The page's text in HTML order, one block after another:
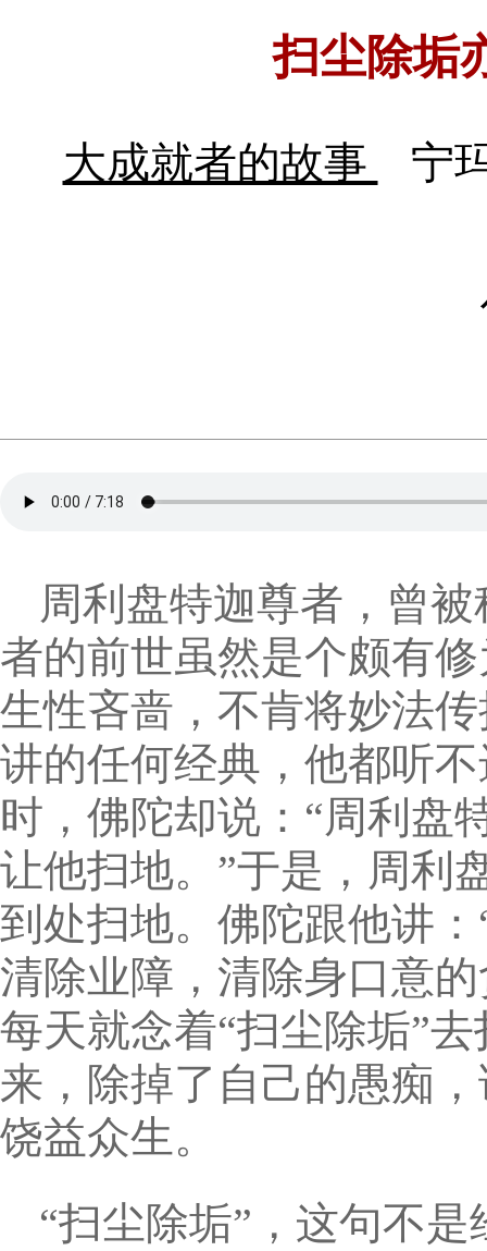
扫尘除垢
大成就者的故事 宁
周利盘特迦尊者，曾
者的前世虽然是个颇有
生性吝啬，不肯将妙法
讲的任何经典，他都听
时，佛陀却说：“周利盘
让他扫地。”于是，周利
到处扫地。佛陀跟他讲
清除业障，清除身口意
每天就念着“扫尘除垢”
来，除掉了自己的愚痴
饶益众生。
“扫尘除垢”，这句不